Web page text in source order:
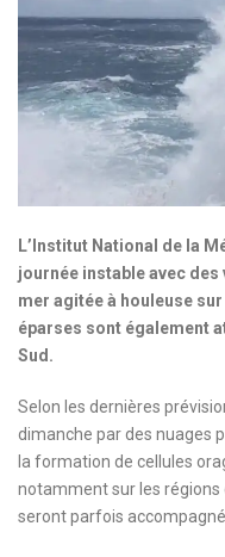
L’Institut National de la
journée instable avec
mer agitée à houleuse
éparses sont également
Sud.
Selon les dernières
dimanche par des nuages
la formation de cellules
notamment sur les régions
seront parfois